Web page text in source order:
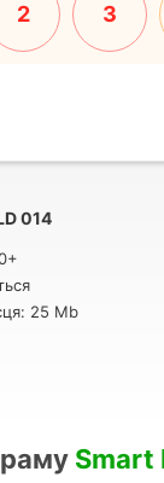
2 3
014
25 Mb
Smart